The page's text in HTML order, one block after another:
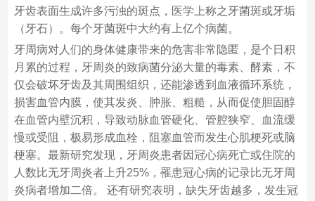
牙齿表面生成许多污浊的斑点，医学上称之牙菌斑或牙垢
（牙石）。每个牙菌斑中大约有上亿个病菌。
牙周病对人们的身体健康带来的危害非常隐匿，是个日积
月累的过程，牙周炎的致病菌分泌大量的毒素、酵素，不
仅会破坏牙齿及其周围组织，还能渗透到血液循环系统，
损害血管内膜，使其发炎、肿胀、粗糙，从而促使胆固醇
在血管内壁沉积，导致动脉血管硬化、管腔狭窄、血流缓
慢或受阻，极易形成血栓，阻塞血管而发生心肌梗死或脑
梗塞。最新研究发现，牙周炎患者因冠心病死亡或住院的
人数比无牙周炎者上升25%，罹患冠心病的记录比无牙周
炎病者增加二倍。 还有研究表明，缺失牙齿越多，发生冠